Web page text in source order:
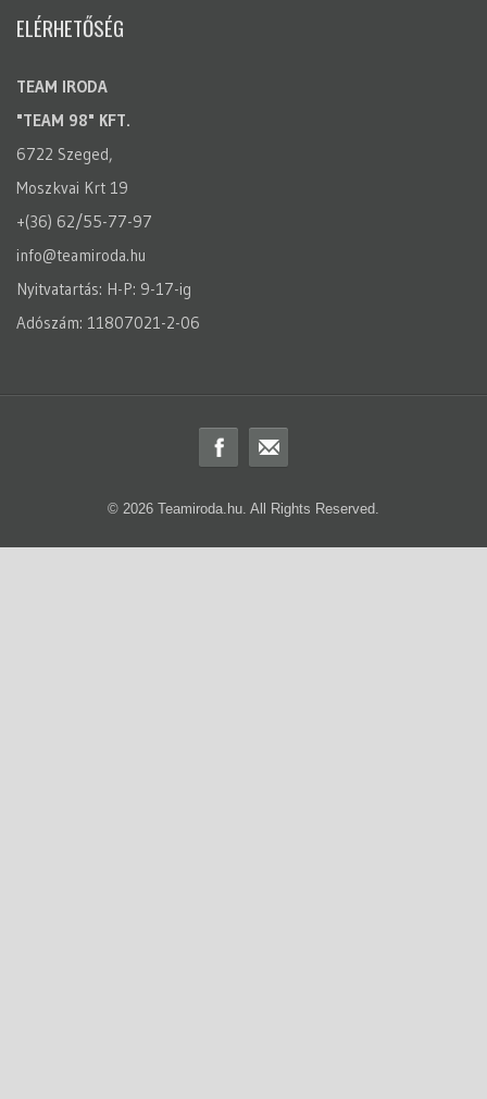
ELÉRHETŐSÉG
TEAM IRODA
"TEAM 98" KFT.
6722 Szeged,
Moszkvai Krt 19
+(36) 62/55-77-97
info@teamiroda.hu
Nyitvatartás: H-P: 9-17-ig
Adószám: 11807021-2-06
© 2026 Teamiroda.hu. All Rights Reserved.